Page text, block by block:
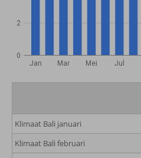
Jan Mar Mei Jul
0
2
Klimaat Bali januari
Klimaat Bali februari